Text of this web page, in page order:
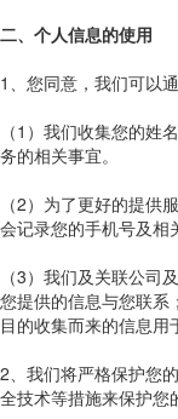
二、个人信息的使用
1、您同意，我们可以
（1）我们收集您的姓
务的相关事宜。
（2）为了更好的提供
会记录您的手机号及相
（3）我们及关联公司
您提供的信息与您联系
目的收集而来的信息用
2、我们将严格保护您
全技术等措施来保护您